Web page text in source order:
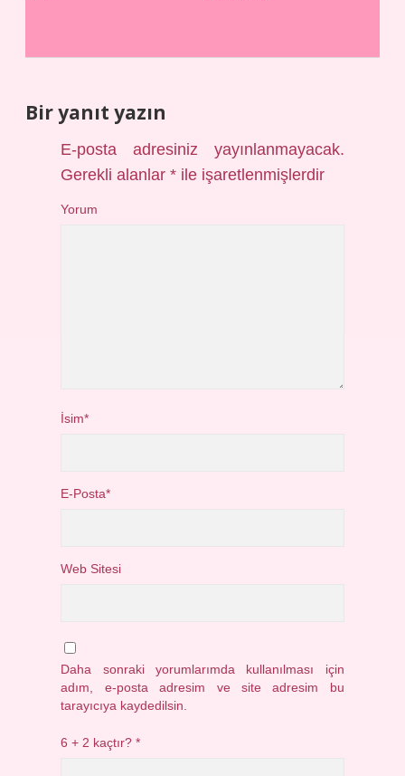
Bir yanıt yazın
E-posta adresiniz yayınlanmayacak.
Gerekli alanlar* ile işaretlenmişlerdir
Yorum
İsim*
E-Posta*
Web Sitesi
Daha sonraki yorumlarımda kullanılması için
adım, e-posta adresim ve site adresim bu
tarayıcıya kaydedilsin.
6 + 2 kaçtır?*